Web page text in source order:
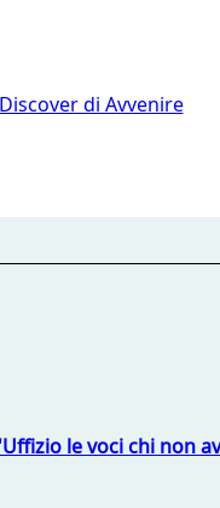
di Avvenire
le voci chi non